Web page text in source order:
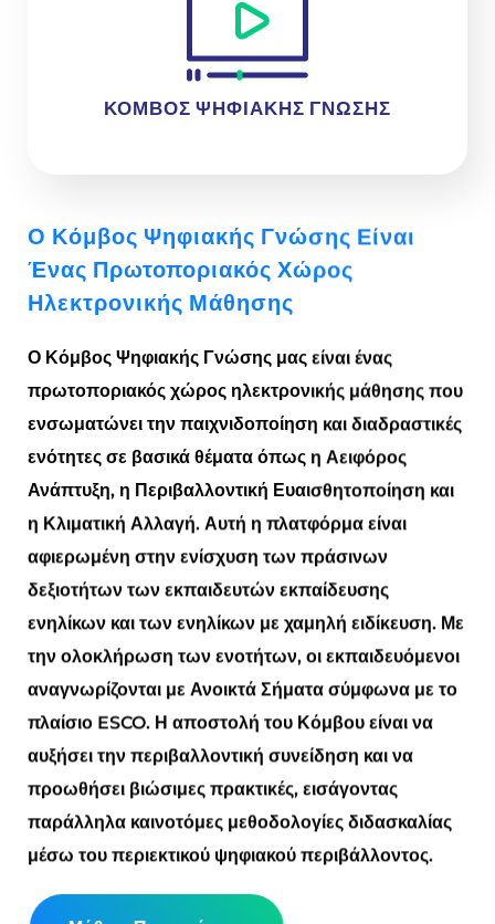
ΚΟΜΒΟΣ ΨΗΦΙΑΚΗΣ ΓΝΩΣΗΣ
Ο Κόμβος Ψηφιακής Γνώσης Είναι
Ένας Πρωτοποριακός Χώρος
Ηλεκτρονικής Μάθησης
Ο Κόμβος Ψηφιακής Γνώσης μας είναι ένας
πρωτοποριακός χώρος ηλεκτρονικής μάθησης που
ενσωματώνει την παιχνιδοποίηση και διαδραστικές
ενότητες σε βασικά θέματα όπως η Αειφόρος
Ανάπτυξη, η Περιβαλλοντική Ευαισθητοποίηση και
η Κλιματική Αλλαγή. Αυτή η πλατφόρμα είναι
αφιερωμένη στην ενίσχυση των πράσινων
δεξιοτήτων των εκπαιδευτών εκπαίδευσης
ενηλίκων και των ενηλίκων με χαμηλή ειδίκευση. Με
την ολοκλήρωση των ενοτήτων, οι εκπαιδευόμενοι
αναγνωρίζονται με Ανοικτά Σήματα σύμφωνα με το
πλαίσιο ESCO. Η αποστολή του Κόμβου είναι να
αυξήσει την περιβαλλοντική συνείδηση και να
προωθήσει βιώσιμες πρακτικές, εισάγοντας
παράλληλα καινοτόμες μεθοδολογίες διδασκαλίας
μέσω του περιεκτικού ψηφιακού περιβάλλοντος.